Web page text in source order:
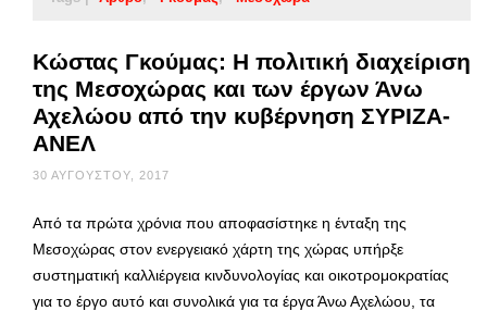
Κώστας Γκούμας: Η πολιτική διαχείριση
της Μεσοχώρας και των έργων Άνω
Αχελώου από την κυβέρνηση ΣΥΡΙΖΑ-
ΑΝΕΛ
30 ΑΥΓΟΎΣΤΟΥ, 2017
Από τα πρώτα χρόνια που αποφασίστηκε η ένταξη της
Μεσοχώρας στον ενεργειακό χάρτη της χώρας υπήρξε
συστηματική καλλιέργεια κινδυνολογίας και οικοτρομοκρατίας
για το έργο αυτό και συνολικά για τα έργα Άνω Αχελώου, τα